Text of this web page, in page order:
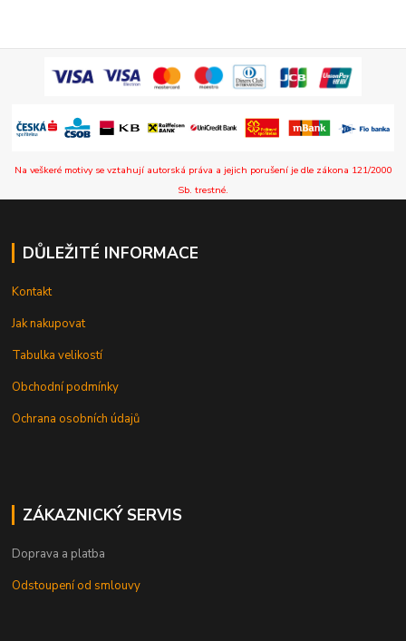
Na veškeré motivy se vztahují autorská práva a jejich porušení je dle zákona 121/2000
Sb. trestné.
DŮLEŽITÉ INFORMACE
Kontakt
Jak nakupovat
Tabulka velikostí
Obchodní podmínky
Ochrana osobních údajů
ZÁKAZNICKÝ SERVIS
Doprava a platba
Odstoupení od smlouvy